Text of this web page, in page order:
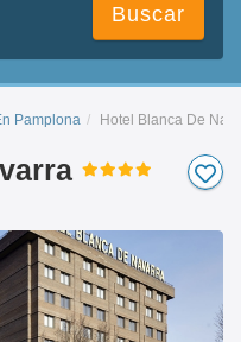
Buscar
Pamplona Hotel Blanca De